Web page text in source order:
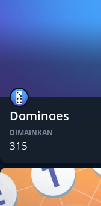
Dominoes
DIMAINKAN
315